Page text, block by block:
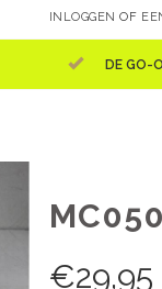
INLOGGEN OF
DE GO-
€29,95